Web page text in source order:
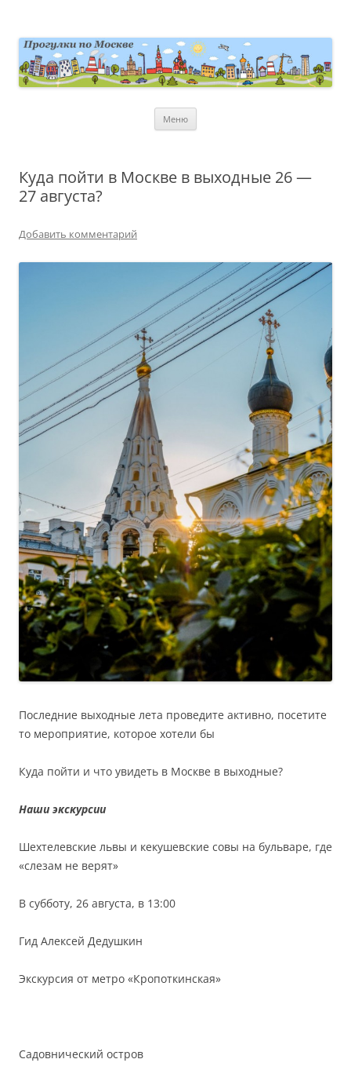
Меню
Куда пойти в Москве в выходные 26 —
27 августа?
Добавить комментарий
Последние выходные лета проведите активно, посетите
то мероприятие, которое хотели бы
Куда пойти и что увидеть в Москве в выходные?
Наши экскурсии
Шехтелевские львы и кекушевские совы на бульваре, где
«слезам не верят»
В субботу, 26 августа, в 13:00
Гид Алексей Дедушкин
Экскурсия от метро «Кропоткинская»
Садовнический остров